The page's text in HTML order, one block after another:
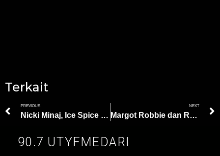
Terkait
PREVIOUS
Nicki Minaj, Ice Spice dan AQUA Debut #7 Billboard Hot 100 Berkat ‘Barbie World
NEXT
Margot Robbie dan Ryan Gosling Banjir Pujian Penonton Pertama Barbie
90.7 UTYFMEDARI